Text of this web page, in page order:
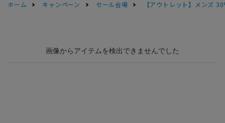
ホーム
キャンペーン セール会場 【アウトレット】メンズ